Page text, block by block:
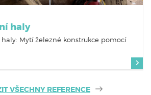
haly
haly: Mytí železné konstrukce pomocí
VŠECHNY REFERENCE